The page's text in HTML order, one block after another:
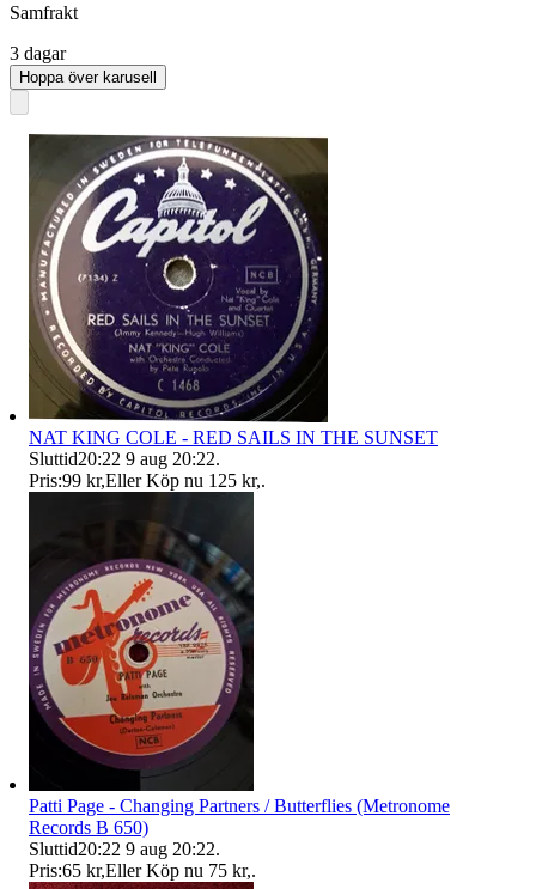
Samfrakt
3 dagar
Hoppa över karusell
NAT KING COLE - RED SAILS IN THE SUNSET
Sluttid20:22 9 aug 20:22.
Pris:99 kr,Eller Köp nu 125 kr,.
Patti Page - Changing Partners / Butterflies (Metronome
Records B 650)
Sluttid20:22 9 aug 20:22.
Pris:65 kr,Eller Köp nu 75 kr,.